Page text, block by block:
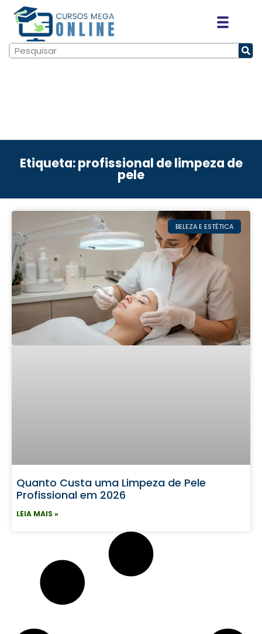
Etiqueta: profissional de limpeza de
pele
BELEZA E ESTÉTICA
Quanto Custa uma Limpeza de Pele
Profissional em 2026
LEIA MAIS »